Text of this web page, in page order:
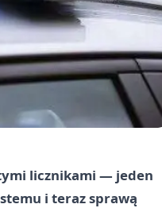
licznikami — jeden
i teraz sprawą